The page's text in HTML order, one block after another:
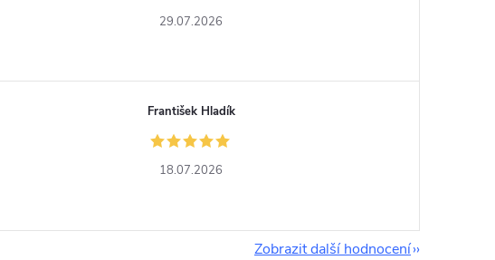
29.07.2026
František Hladík
18.07.2026
Zobrazit další hodnocení